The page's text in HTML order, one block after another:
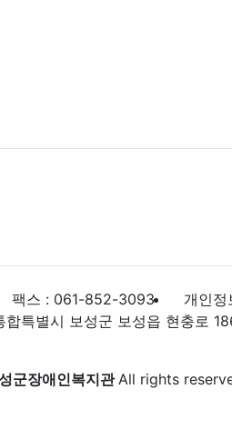
팩스 : 061-852-3093 개인
합특별시 보성군 보성읍 현충로
군장애인복지관All rights